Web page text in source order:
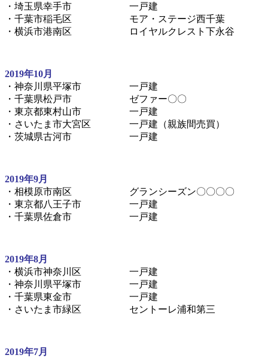
・埼玉県幸手市 一戸建
・千葉市稲毛区 モア・ステージ西千葉
・横浜市港南区 ロイヤルクレスト下永谷
2019年10月
・神奈川県平塚市 一戸建
・千葉県松戸市 ゼファー〇〇
・東京都東村山市 一戸建
・さいたま市大宮区 一戸建（親族間売買）
・茨城県古河市 一戸建
2019年9月
・相模原市南区 グランシーズン〇〇〇〇
・東京都八王子市 一戸建
・千葉県佐倉市 一戸建
2019年8月
・横浜市神奈川区 一戸建
・神奈川県平塚市 一戸建
・千葉県東金市 一戸建
・さいたま市緑区 セントーレ浦和第三
2019年7月